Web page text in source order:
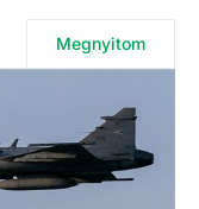
Megnyitom